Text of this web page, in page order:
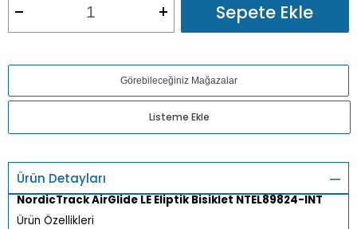
Sepete Ekle
Görebileceğiniz Mağazalar
Listeme Ekle
Ürün Detayları
NordicTrack AirGlide LE Eliptik Bisiklet NTEL89824-INT
Ürün Özellikleri